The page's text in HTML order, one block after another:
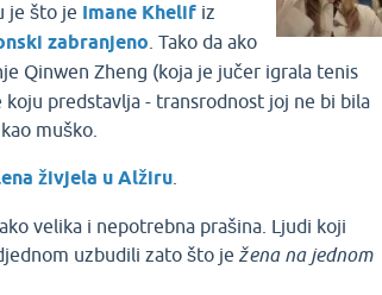
je što je Imane Khelif iz
zabranjeno . Tako da ako
Qinwen Zheng (koja je jučer igrala tenis
predstavlja - transrodnost joj ne bi bila
muško.
živjela u Alžiru
velika i nepotrebna prašina. Ljudi koji
uzbudili zato što ježena na jednom